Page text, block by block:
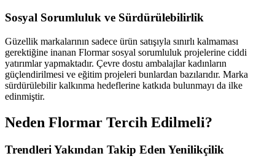
Sosyal Sorumluluk ve Sürdürülebilirlik
Güzellik markalarının sadece ürün satışıyla sınırlı kalmaması
gerektiğine inanan Flormar sosyal sorumluluk projelerine ciddi
yatırımlar yapmaktadır. Çevre dostu ambalajlar kadınların
güçlendirilmesi ve eğitim projeleri bunlardan bazılarıdır. Marka
sürdürülebilir kalkınma hedeflerine katkıda bulunmayı da ilke
edinmiştir.
Neden Flormar Tercih Edilmeli?
Trendleri Yakından Takip Eden Yenilikçilik